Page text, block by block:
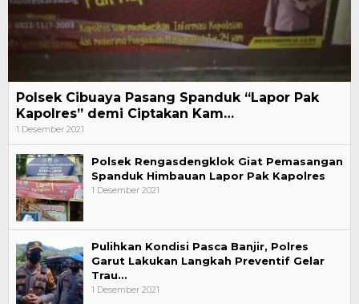
Polsek Cibuaya Pasang Spanduk “Lapor Pak
Kapolres” demi Ciptakan Kam…
1 Desember 2021
Polsek Rengasdengklok Giat Pemasangan
Spanduk Himbauan Lapor Pak Kapolres
1 Desember 2021
Pulihkan Kondisi Pasca Banjir, Polres
Garut Lakukan Langkah Preventif Gelar
Trau…
1 Desember 2021